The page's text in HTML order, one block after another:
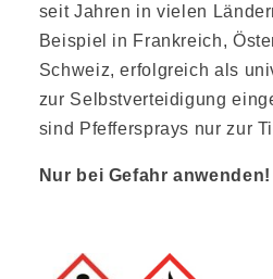
seit Jahren in vielen
Beispiel in Frankreich,
Schweiz, erfolgreich als
zur Selbstverteidigung
sind Pfeffersprays nur zur
Nur bei Gefahr anwenden!